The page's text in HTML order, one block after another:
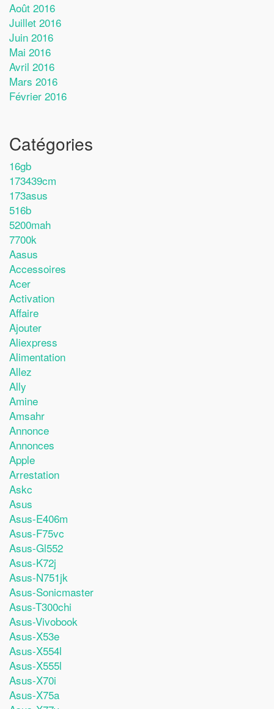
Août 2016
Juillet 2016
Juin 2016
Mai 2016
Avril 2016
Mars 2016
Février 2016
Catégories
16gb
173439cm
173asus
516b
5200mah
7700k
Aasus
Accessoires
Acer
Activation
Affaire
Ajouter
Aliexpress
Alimentation
Allez
Ally
Amine
Amsahr
Annonce
Annonces
Apple
Arrestation
Askc
Asus
Asus-E406m
Asus-F75vc
Asus-Gl552
Asus-K72j
Asus-N751jk
Asus-Sonicmaster
Asus-T300chi
Asus-Vivobook
Asus-X53e
Asus-X554l
Asus-X555l
Asus-X70i
Asus-X75a